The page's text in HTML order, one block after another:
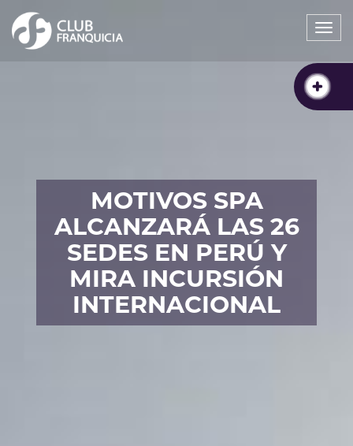
MOTIVOS SPA
ALCANZARÁ LAS 26
SEDES EN PERÚ Y
MIRA INCURSIÓN
INTERNACIONAL